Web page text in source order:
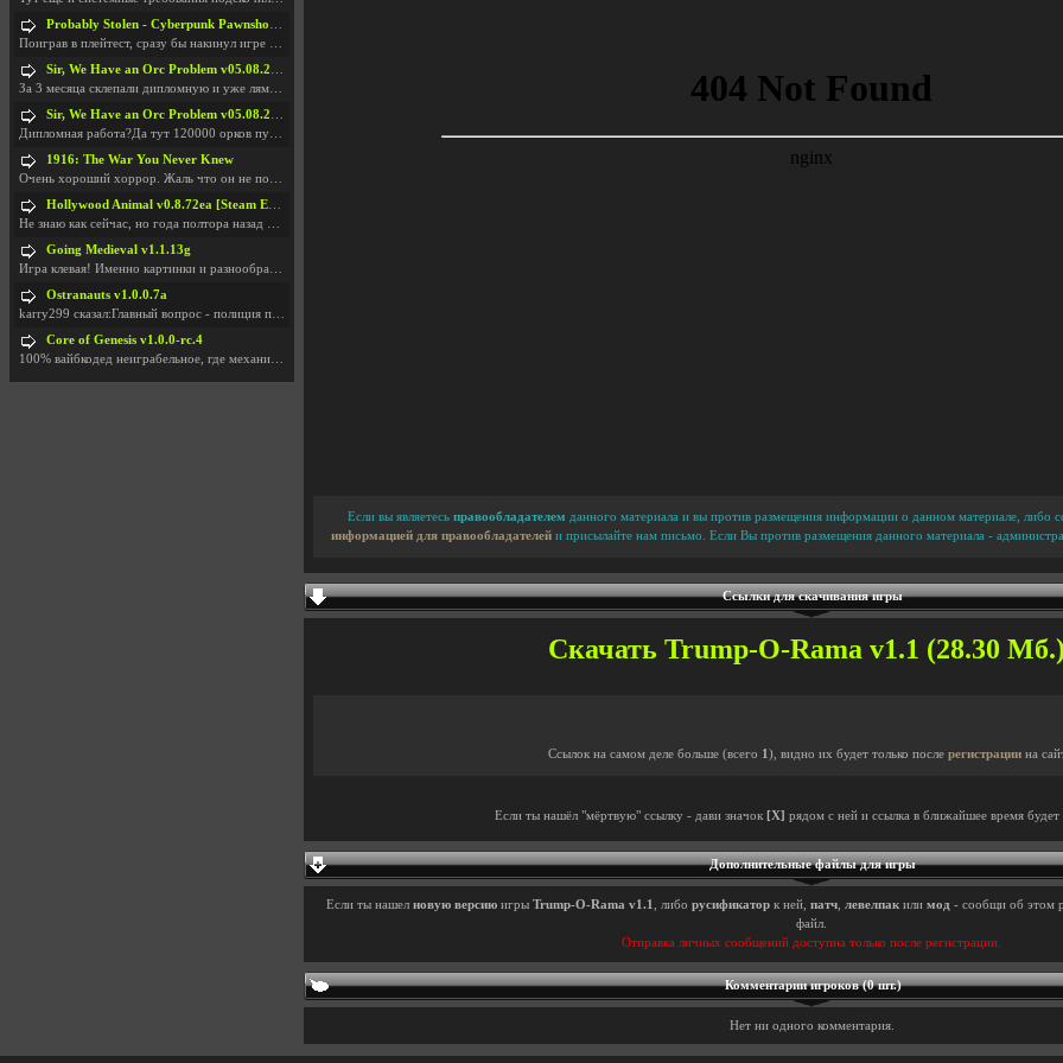
Если вы являетесь правообладателем данного материала и вы против размещения информации о данном материале, либо
информацией для правообладателей и присылайте нам письмо. Если Вы против размещения данного материала -
Ссылки для скачивания игры
Скачать Trump-O-Rama v1.1 (28.30
Ссылок на самом деле больше (всего 1 ), видно их будет только после регистрациина
Если ты нашёл "мёртвую" ссылку - дави значок [X] рядом с ней и ссылка в ближайшее время будет
Дополнительные файлы для игры
Если ты нашел новую версиюигры Trump-O-Rama v1.1 , либо русификаторк ней, патч, левелпакили мод - сообщи об этом
файл.
Отправка личных сообщений доступна только после регистрации.
Комментарии игроков (0 шт.)
Нет ни одного комментария.
Probably Stolen - Cyberpunk Pawnshop Simulator v048c [Playtest]
Поиграв в плейтест, сразу бы накинул игре наивысши
Sir, We Have an Orc Problem v05.08.2026
За 3 месяца склепали дипломную и уже лям двести ба
Sir, We Have an Orc Problem v05.08.2026
Дипломная работа?Да тут 120000 орков путь выбирают
1916: The War You Never Knew
Очень хороший хоррор. Жаль что он не получил должн
Hollywood Animal v0.8.72ea [Steam Early Access]
Не знаю как сейчас, но года полтора назад игра был
Going Medieval v1.1.13g
Игра клевая! Именно картинки и разнообразия в стро
Ostranauts v1.0.0.7a
karry299 сказал:Главный вопрос - полиция по-прежне
Core of Genesis v1.0.0-rc.4
100% вайбкодед неиграбельное, где механики знает т